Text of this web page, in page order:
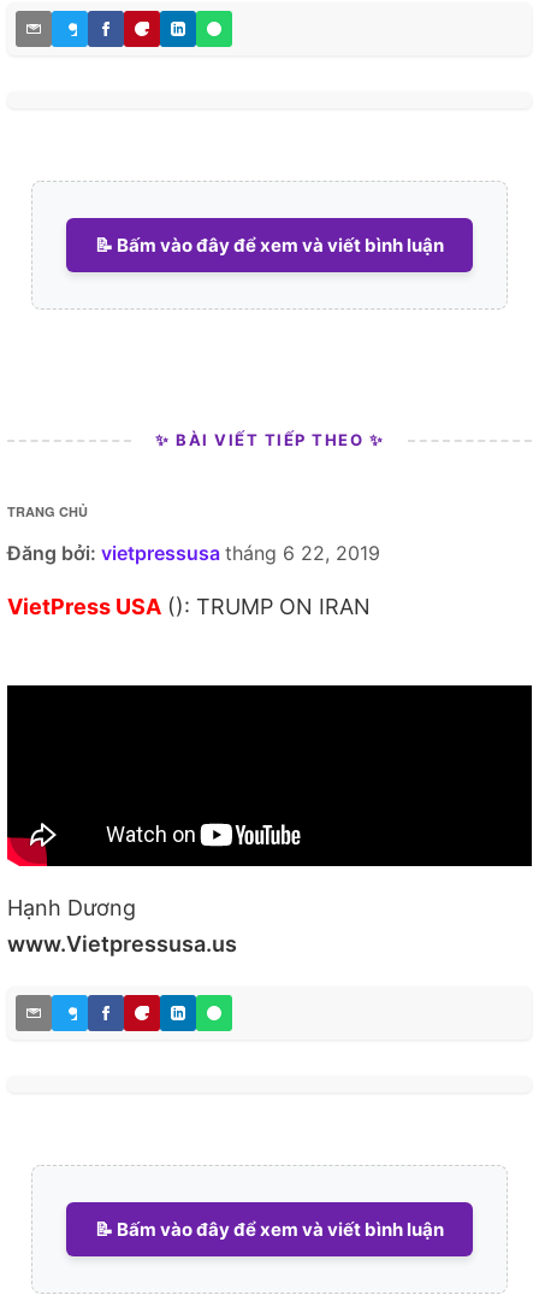
📝 Bấm vào đây để xem và viết bình luận
✨ BÀI VIẾT TIẾP THEO ✨
TRANG CHỦ
Đăng bởi: vietpressusa tháng 6 22, 2019
VietPress USA (): TRUMP ON IRAN
Hạnh Dương
www.Vietpressusa.us
📝 Bấm vào đây để xem và viết bình luận